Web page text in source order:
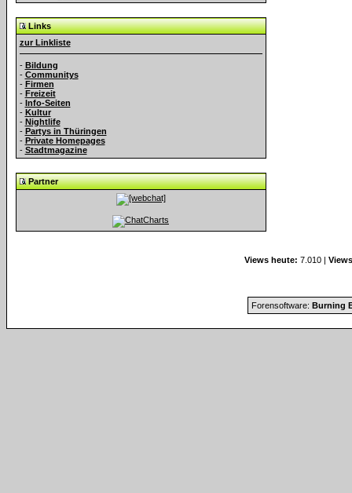
Links
zur Linkliste
- Bildung
- Communitys
- Firmen
- Freizeit
- Info-Seiten
- Kultur
- Nightlife
- Partys in Thüringen
- Private Homepages
- Stadtmagazine
Partner
Views heute: 7.010 |
Forensoftware: Burning